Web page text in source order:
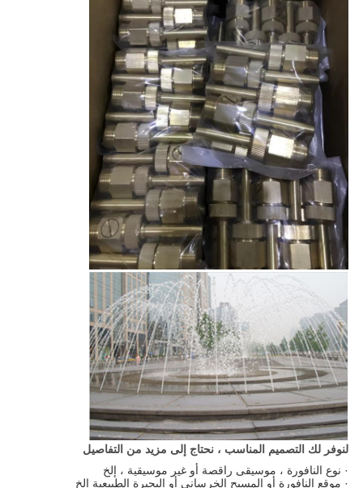
لنوفر لك التصميم المناسب ، نحتاج إلى مزيد من التفاصيل
· نوع النافورة ، موسيقى راقصة أو غير موسيقية ، إلخ
· موقع النافورة أو المسبح الخرساني أو البحيرة الطبيعية إلخ